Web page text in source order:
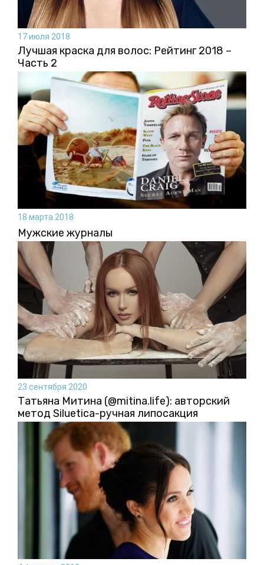
17 июля 2018
Лучшая краска для волос: Рейтинг 2018 –
Часть 2
18 марта 2018
Мужские журналы
23 сентября 2020
Татьяна Митина (@mitina.life): авторский
метод Siluetica-ручная липосакция